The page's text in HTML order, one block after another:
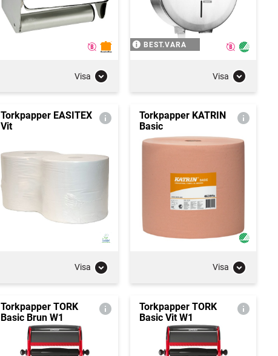
Visa
BEST.VARA
Visa
Torkpapper EASITEX
Vit
Visa
Torkpapper KATRIN
Basic
Visa
Torkpapper TORK
Basic Brun W1
Torkpapper TORK
Basic Vit W1